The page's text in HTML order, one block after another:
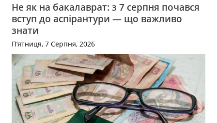
Не як на бакалаврат: з 7 серпня почався
вступ до аспірантури — що важливо
знати
П’ятниця, 7 Серпня, 2026